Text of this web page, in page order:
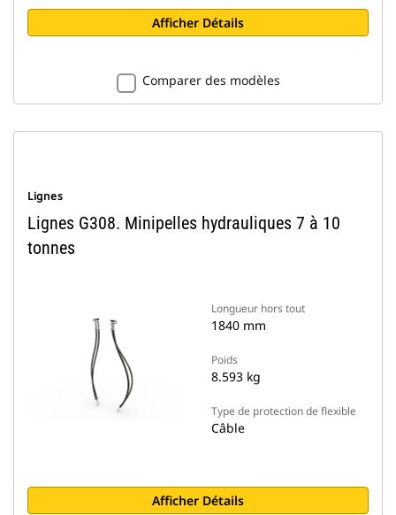
Afficher Détails
Comparer des modèles
Lignes
Lignes G308. Minipelles hydrauliques 7 à 10
tonnes
Longueur hors tout
1840 mm
Poids
8.593 kg
Type de protection de flexible
Câble
Afficher Détails